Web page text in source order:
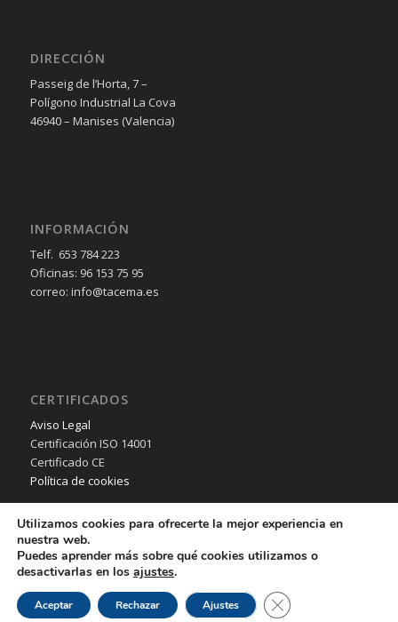
DIRECCIÓN
Passeig de l’Horta, 7 –
Polígono Industrial La Cova
46940 – Manises (Valencia)
INFORMACIÓN
Telf. 653 784 223
Oficinas: 96 153 75 95
correo: info@tacema.es
CERTIFICADOS
Aviso Legal
Certificación ISO 14001
Certificado CE
Política de cookies
© Copyright - TACEMA SL - 2018 - Desarrollo Web porB2B activa
Utilizamos cookies para ofrecerte la mejor experiencia en
nuestra web.
Puedes aprender más sobre qué cookies utilizamos o
desactivarlas en los ajustes.
Aceptar Rechazar Ajustes Cerrar el banner de